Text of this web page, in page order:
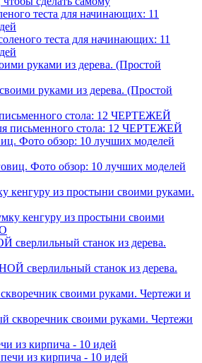
теста для начинающих: 11
руками из дерева. (Простой
стола: 12 ЧЕРТЕЖЕЙ
Фото обзор: 10 лучших моделей
кенгуру из простыни своими руками.
станок из дерева.
своими руками. Чертежи и
из кирпича - 10 идей